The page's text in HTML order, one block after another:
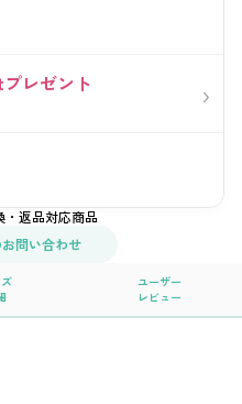
レゼント ›
・返品対応商品
問い合わせ
ユーザー
レビュー